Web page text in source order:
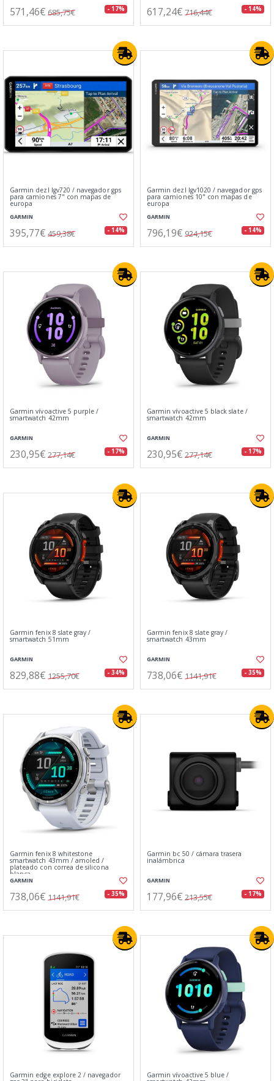
571,46€ 685,75€ - 17% 617,24€ 716,44€ - 14%
Garmin dezl lgv720 / navegador gps
para camiones 7" con mapas de
europa
GARMIN
395,77€ 459,38€ - 14%
Garmin dezl lgv1020 / navegador gps
para camiones 10" con mapas de
europa
GARMIN
796,19€ 924,15€ - 14%
Garmin vívoactive 5 purple /
smartwatch 42mm
GARMIN
230,95€ 277,14€ - 17%
Garmin vívoactive 5 black slate /
smartwatch 42mm
GARMIN
230,95€ 277,14€ - 17%
Garmin fenix 8 slate gray /
smartwatch 51mm
GARMIN
829,88€ 1255,70€ - 34%
Garmin fenix 8 slate gray /
smartwatch 43mm
GARMIN
738,06€ 1141,91€ - 35%
Garmin fenix 8 whitestone
smartwatch 43mm / amoled /
plateado con correa de silicona
blanca
GARMIN
738,06€ 1141,91€ - 35%
Garmin bc 50 / cámara trasera
inalámbrica
GARMIN
177,96€ 213,55€ - 17%
Garmin edge explore 2 / navegador Garmin vívoactive 5 blue /